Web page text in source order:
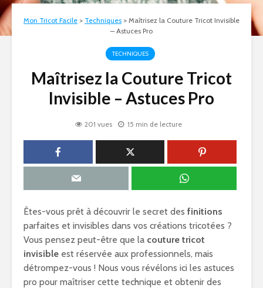
Mon Tricot Facile > Techniques > Maîtrisez la Couture Tricot Invisible
– Astuces Pro
TECHNIQUES
Maîtrisez la Couture Tricot
Invisible – Astuces Pro
201 vues 15 min de lecture
Êtes-vous prêt à découvrir le secret des finitions
parfaites et invisibles dans vos créations tricotées ?
Vous pensez peut-être que la couture tricot
invisible est réservée aux professionnels, mais
détrompez-vous ! Nous vous révélons ici les astuces
pro pour maîtriser cette technique et obtenir des